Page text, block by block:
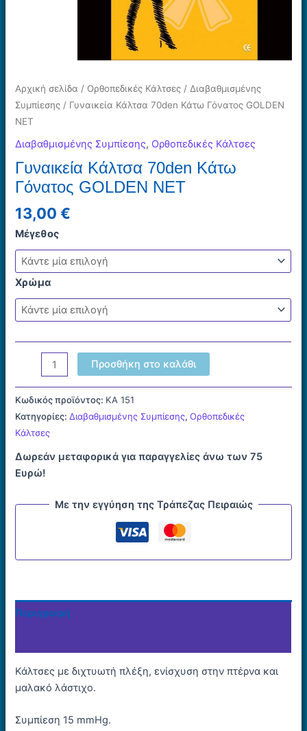
Αρχική σελίδα / Ορθοπεδικές Κάλτσες /Διαβαθμισμένης
Συμπίεσης / Γυναικεία Κάλτσα 70den Κάτω Γόνατος GOLDEN
NET
Διαβαθμισμένης Συμπίεσης, Ορθοπεδικές Κάλτσες
Γυναικεία Κάλτσα 70den Κάτω
Γόνατος GOLDEN NET
13,00€
Μέγεθος
Χρώμα
Γυναικεία
Κάλτσα
Γόνατος
GOLDEN
NET
ποσότητα
Προσθήκη στο καλάθι
Κωδικός προϊόντος: KA 151
Κατηγορίες:Διαβαθμισμένης Συμπίεσης,Ορθοπεδικές
Κάλτσες
Δωρεάν μεταφορικά για παραγγελίες άνω των 75
Ευρώ!
Με την εγγύηση της Τράπεζας Πειραιώς
Περιγραφή
Κάλτσες με διχτυωτή πλέξη, ενίσχυση στην πτέρνα και
μαλακό λάστιχο.
Συμπίεση 15 mmHg.